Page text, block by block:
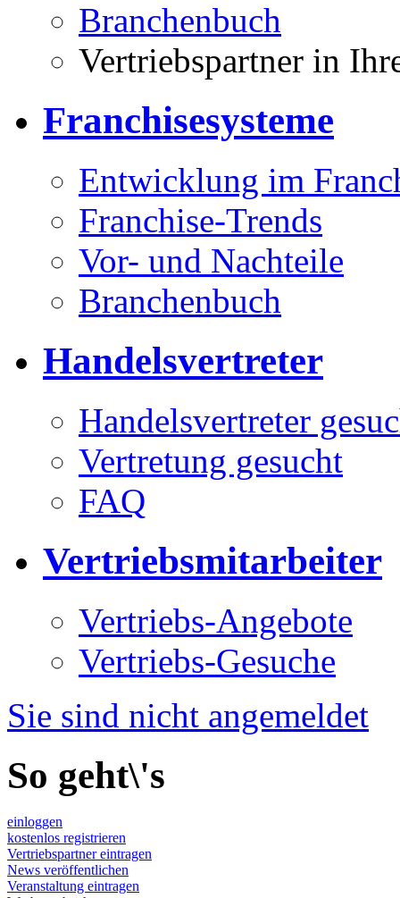
Branchenbuch
Vertriebspartner in
Franchisesysteme
Entwicklung im
Franchise-Trends
Vor- und Nachteile
Branchenbuch
Handelsvertreter
Handelsvertreter
Vertretung gesucht
FAQ
Vertriebsmitarbeiter
Vertriebs-Angebote
Vertriebs-Gesuche
Sie sind nicht angemeldet
So geht\'s
einloggen
kostenlos registrieren
Vertriebspartner eintragen
News veröffentlichen
Veranstaltung eintragen